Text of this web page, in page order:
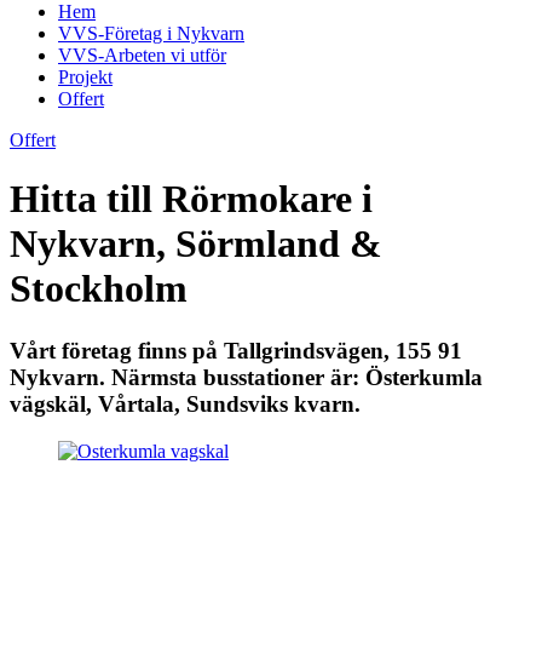
Hem
VVS-Företag i Nykvarn
VVS-Arbeten vi utför
Projekt
Offert
Offert
Hitta till Rörmokare i
Nykvarn, Sörmland &
Stockholm
Vårt företag finns på Tallgrindsvägen, 155 91
Nykvarn. Närmsta busstationer är: Österkumla
vägskäl, Vårtala, Sundsviks kvarn.